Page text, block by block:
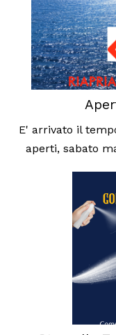
E' arrivato il
aperti, sabato